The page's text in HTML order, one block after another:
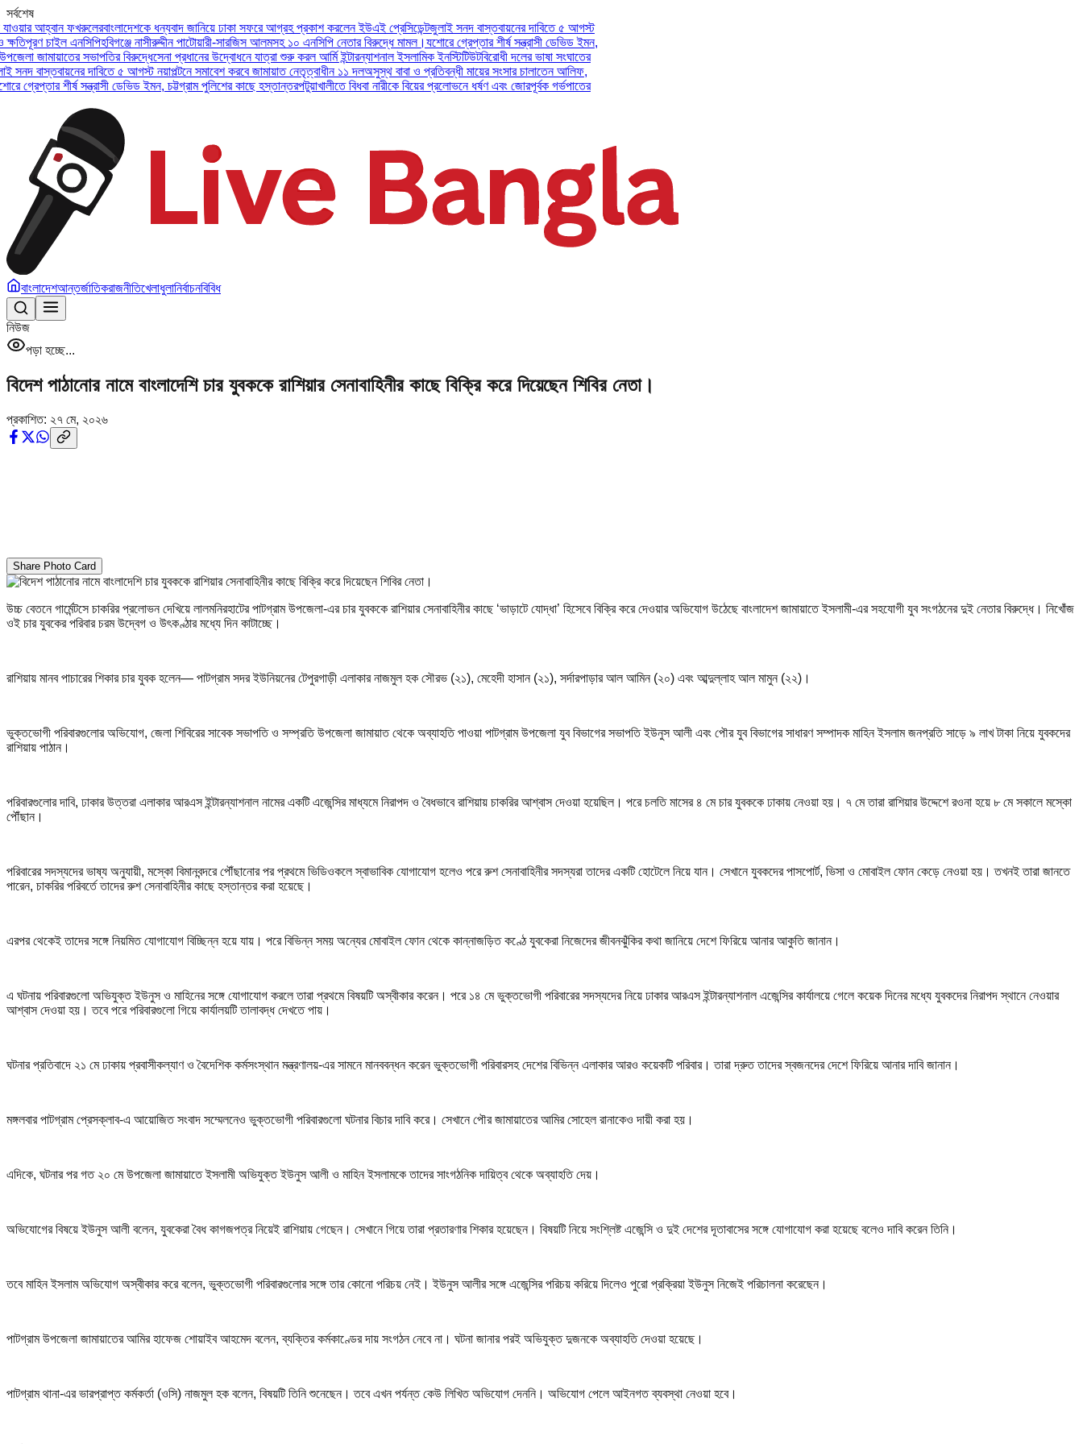
সর্বশেষ
ফখরুলেরবাংলাদেশকে ধন্যবাদ জানিয়ে ঢাকা সফরে আগ্রহ প্রকাশ করলেন ইউএই প্রেসিডেন্টজুলাই সনদ বাস্তবায়নের দাবিতে ৫ আগস্ট
এনসিপিহবিগঞ্জে নাসীরুদ্দীন পাটোয়ারী-সারজিস আলমসহ ১০ এনসিপি নেতার বিরুদ্ধে মামল।যশোরে গ্রেপ্তার শীর্ষ সন্ত্রাসী ডেভিড ইমন,
সভাপতির বিরুদ্ধেসেনা প্রধানের উদ্বোধনে যাত্রা শুরু করল আর্মি ইন্টারন্যাশনাল ইসলামিক ইনস্টিটিউটবিরোধী দলের ভাষা সংঘাতের
দাবিতে ৫ আগস্ট নয়াপল্টনে সমাবেশ করবে জামায়াত নেতৃত্বাধীন ১১ দলঅসুস্থ বাবা ও প্রতিবন্ধী মায়ের সংসার চালাতেন আলিফ,
সন্ত্রাসী ডেভিড ইমন, চট্টগ্রাম পুলিশের কাছে হস্তান্তরপটুয়াখালীতে বিধবা নারীকে বিয়ের প্রলোভনে ধর্ষণ এবং জোরপূর্বক গর্ভপাতের
বাংলাদেশআন্তর্জাতিকরাজনীতিখেলাধুলানির্বাচনবিবিধ
নিউজ
পড়া হচ্ছে...
বিদেশ পাঠানোর নামে বাংলাদেশি চার যুবককে রাশিয়ার সেনাবাহিনীর কাছে বিক্রি করে দিয়েছেন শিবির নেতা।
প্রকাশিত: ২৭ মে, ২০২৬
Share Photo Card
উচ্চ বেতনে গার্মেন্টসে চাকরির প্রলোভন দেখিয়ে লালমনিরহাটের পাটগ্রাম উপজেলা-এর চার যুবককে রাশিয়ার সেনাবাহিনীর কাছে ‘ভাড়াটে যোদ্ধা’ হিসেবে বিক্রি করে দেওয়ার অভিযোগ উঠেছে বাংলাদেশ জামায়াতে ইসলামী-এর সহযোগী যুব সংগঠনের দুই নেতার বিরুদ্ধে। নিখোঁজ
ওই চার যুবকের পরিবার চরম উদ্বেগ ও উৎকণ্ঠার মধ্যে দিন কাটাচ্ছে।
রাশিয়ায় মানব পাচারের শিকার চার যুবক হলেন— পাটগ্রাম সদর ইউনিয়নের টেপুরগাড়ী এলাকার নাজমুল হক সৌরভ (২১), মেহেদী হাসান (২১), সর্দারপাড়ার আল আমিন (২০) এবং আব্দুল্লাহ আল মামুন (২২)।
ভুক্তভোগী পরিবারগুলোর অভিযোগ, জেলা শিবিরের সাবেক সভাপতি ও সম্প্রতি উপজেলা জামায়াত থেকে অব্যাহতি পাওয়া পাটগ্রাম উপজেলা যুব বিভাগের সভাপতি ইউনুস আলী এবং পৌর যুব বিভাগের সাধারণ সম্পাদক মাহিন ইসলাম জনপ্রতি সাড়ে ৯ লাখ টাকা নিয়ে যুবকদের
রাশিয়ায় পাঠান।
পরিবারগুলোর দাবি, ঢাকার উত্তরা এলাকার আরএস ইন্টারন্যাশনাল নামের একটি এজেন্সির মাধ্যমে নিরাপদ ও বৈধভাবে রাশিয়ায় চাকরির আশ্বাস দেওয়া হয়েছিল। পরে চলতি মাসের ৪ মে চার যুবককে ঢাকায় নেওয়া হয়। ৭ মে তারা রাশিয়ার উদ্দেশে রওনা হয়ে ৮ মে সকালে মস্কো
পৌঁছান।
পরিবারের সদস্যদের ভাষ্য অনুযায়ী, মস্কো বিমানবন্দরে পৌঁছানোর পর প্রথমে ভিডিওকলে স্বাভাবিক যোগাযোগ হলেও পরে রুশ সেনাবাহিনীর সদস্যরা তাদের একটি হোটেলে নিয়ে যান। সেখানে যুবকদের পাসপোর্ট, ভিসা ও মোবাইল ফোন কেড়ে নেওয়া হয়। তখনই তারা জানতে
পারেন, চাকরির পরিবর্তে তাদের রুশ সেনাবাহিনীর কাছে হস্তান্তর করা হয়েছে।
এরপর থেকেই তাদের সঙ্গে নিয়মিত যোগাযোগ বিচ্ছিন্ন হয়ে যায়। পরে বিভিন্ন সময় অন্যের মোবাইল ফোন থেকে কান্নাজড়িত কণ্ঠে যুবকেরা নিজেদের জীবনঝুঁকির কথা জানিয়ে দেশে ফিরিয়ে আনার আকুতি জানান।
এ ঘটনায় পরিবারগুলো অভিযুক্ত ইউনুস ও মাহিনের সঙ্গে যোগাযোগ করলে তারা প্রথমে বিষয়টি অস্বীকার করেন। পরে ১৪ মে ভুক্তভোগী পরিবারের সদস্যদের নিয়ে ঢাকার আরএস ইন্টারন্যাশনাল এজেন্সির কার্যালয়ে গেলে কয়েক দিনের মধ্যে যুবকদের নিরাপদ স্থানে নেওয়ার
আশ্বাস দেওয়া হয়। তবে পরে পরিবারগুলো গিয়ে কার্যালয়টি তালাবদ্ধ দেখতে পায়।
ঘটনার প্রতিবাদে ২১ মে ঢাকায় প্রবাসীকল্যাণ ও বৈদেশিক কর্মসংস্থান মন্ত্রণালয়-এর সামনে মানববন্ধন করেন ভুক্তভোগী পরিবারসহ দেশের বিভিন্ন এলাকার আরও কয়েকটি পরিবার। তারা দ্রুত তাদের স্বজনদের দেশে ফিরিয়ে আনার দাবি জানান।
মঙ্গলবার পাটগ্রাম প্রেসক্লাব-এ আয়োজিত সংবাদ সম্মেলনেও ভুক্তভোগী পরিবারগুলো ঘটনার বিচার দাবি করে। সেখানে পৌর জামায়াতের আমির সোহেল রানাকেও দায়ী করা হয়।
এদিকে, ঘটনার পর গত ২০ মে উপজেলা জামায়াতে ইসলামী অভিযুক্ত ইউনুস আলী ও মাহিন ইসলামকে তাদের সাংগঠনিক দায়িত্ব থেকে অব্যাহতি দেয়।
অভিযোগের বিষয়ে ইউনুস আলী বলেন, যুবকেরা বৈধ কাগজপত্র নিয়েই রাশিয়ায় গেছেন। সেখানে গিয়ে তারা প্রতারণার শিকার হয়েছেন। বিষয়টি নিয়ে সংশ্লিষ্ট এজেন্সি ও দুই দেশের দূতাবাসের সঙ্গে যোগাযোগ করা হয়েছে বলেও দাবি করেন তিনি।
তবে মাহিন ইসলাম অভিযোগ অস্বীকার করে বলেন, ভুক্তভোগী পরিবারগুলোর সঙ্গে তার কোনো পরিচয় নেই। ইউনুস আলীর সঙ্গে এজেন্সির পরিচয় করিয়ে দিলেও পুরো প্রক্রিয়া ইউনুস নিজেই পরিচালনা করেছেন।
পাটগ্রাম উপজেলা জামায়াতের আমির হাফেজ শোয়াইব আহমেদ বলেন, ব্যক্তির কর্মকাণ্ডের দায় সংগঠন নেবে না। ঘটনা জানার পরই অভিযুক্ত দুজনকে অব্যাহতি দেওয়া হয়েছে।
পাটগ্রাম থানা-এর ভারপ্রাপ্ত কর্মকর্তা (ওসি) নাজমুল হক বলেন, বিষয়টি তিনি শুনেছেন। তবে এখন পর্যন্ত কেউ লিখিত অভিযোগ দেননি। অভিযোগ পেলে আইনগত ব্যবস্থা নেওয়া হবে।